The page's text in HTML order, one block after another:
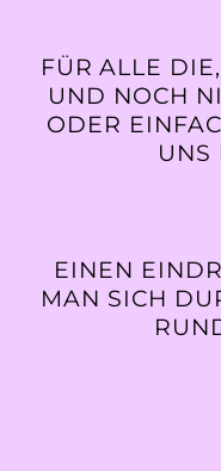
FÜR ALLE
UND NOCH
ODER
UNS
EINEN
MAN SICH